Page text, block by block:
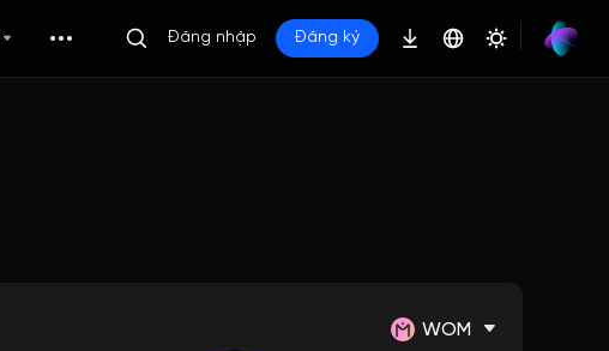
Đăng nhập Đăng ký
WOM